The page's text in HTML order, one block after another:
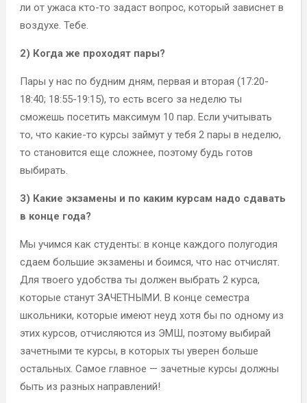
ли от ужаса кто-то задаст вопрос, который зависнет в
воздухе. Тебе.
2) Когда же проходят пары?
Пары у нас по будним дням, первая и вторая (17:20-
18:40; 18:55-19:15), то есть всего за неделю ты
сможешь посетить максимум 10 пар. Если учитывать
то, что какие-то курсы займут у тебя 2 пары в неделю,
то становится еще сложнее, поэтому будь готов
выбирать.
3) Какие экзамены и по каким курсам надо сдавать
в конце года?
Мы учимся как студенты: в конце каждого полугодия
сдаем большие экзамены и боимся, что нас отчислят.
Для твоего удобства ты должен выбрать 2 курса,
которые станут ЗАЧЕТНЫМИ. В конце семестра
школьники, которые имеют неуд хотя бы по одному из
этих курсов, отчисляются из ЭМШ, поэтому выбирай
зачетными те курсы, в которых ты уверен больше
остальных. Самое главное — зачетные курсы должны
быть из разных направлений!